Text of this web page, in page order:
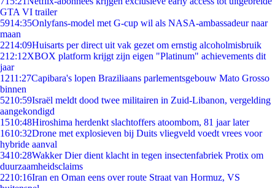
GTA VI trailer
5914:35Onlyfans-model met G-cup wil als NASA-ambassadeur naar
maan
2214:09Huisarts per direct uit vak gezet om ernstig alcoholmisbruik
212:12XBOX platform krijgt zijn eigen "Platinum" achievements dit
jaar
1211:27Capibara's lopen Braziliaans parlementsgebouw Mato Grosso
binnen
5210:59Israël meldt dood twee militairen in Zuid-Libanon, vergelding
aangekondigd
1510:48Hiroshima herdenkt slachtoffers atoombom, 81 jaar later
1610:32Drone met explosieven bij Duits vliegveld voedt vrees voor
hybride aanval
3410:28Wakker Dier dient klacht in tegen insectenfabriek Protix om
duurzaamheidsclaims
2210:16Iran en Oman eens over route Straat van Hormuz, VS